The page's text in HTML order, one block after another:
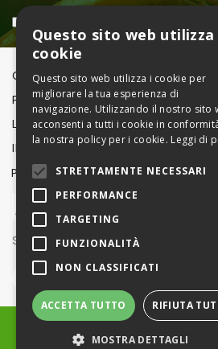
CONTACT INFORMATION
PRODOTTI
LA NOSTRA AZIENDA
IL TUO ACCOUNT
PAGAMENTI CON
Seguici su
© 2026 - Piattaforma, sito e
online sono proprietà di Il
Questo sito web utilizza
cookie
Questo sito web utilizza i cookie per
migliorare la tua esperienza di
navigazione. Utilizzando il nostro sito
acconsenti a tutti i cookie in
la nostra policy per i cookie. Leggi di
STRETTAMENTE NECESSARI
PERFORMANCE
TARGETING
FUNZIONALITÀ
NON CLASSIFICATI
ACCETTA TUTTO RIFIUTA
MOSTRA DETTAGLI